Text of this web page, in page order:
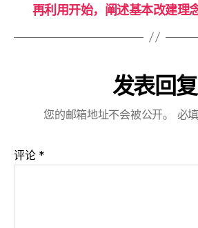
再利用开始，阐述基本改建理
发表回复
您的邮箱地址不会被公开。 必
评论 *